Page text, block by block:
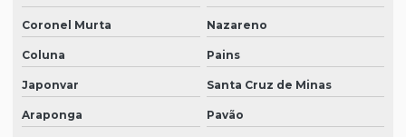
Coronel Murta Nazareno
Coluna Pains
Japonvar Santa Cruz de Minas
Araponga Pavão